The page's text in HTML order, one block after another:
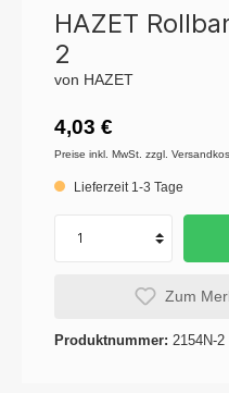
HAZET
2
von HAZET
4,03 €
Preise inkl. MwSt. zzgl.
Lieferzeit 1-3 Tage
Zum
Produktnummer: 2154N-2